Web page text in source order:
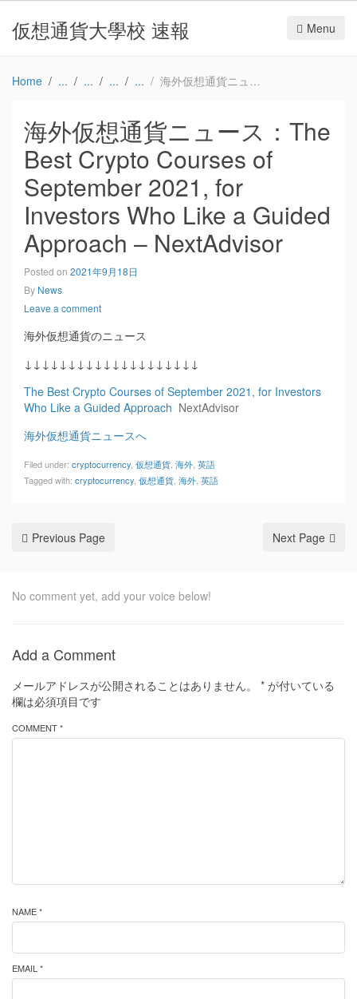
仮想通貨大學校 速報 Menu
Home 海外仮想通貨ニュース：The Best Crypto Courses of September 2021, for Investors Who Like a Guided Approach – NextAdvisor
海外仮想通貨ニュース：The
Best Crypto Courses of
September 2021, for
Investors Who Like a Guided
Approach – NextAdvisor
Posted on 2021年9月18日
By News
Leave a comment
海外仮想通貨のニュース
↓↓↓↓↓↓↓↓↓↓↓↓↓↓↓↓↓↓↓↓
The Best Crypto Courses of September 2021, for Investors
Who Like a Guided Approach NextAdvisor
海外仮想通貨ニュースへ
Filed under: cryptocurrency 仮想通貨 海外 英語
Tagged with: cryptocurrency 仮想通貨 海外 英語
Previous Page Next Page
No comment yet, add your voice below!
Add a Comment
メールアドレスが公開されることはありません。 * が付いている
欄は必須項目です
COMMENT *
NAME *
EMAIL *